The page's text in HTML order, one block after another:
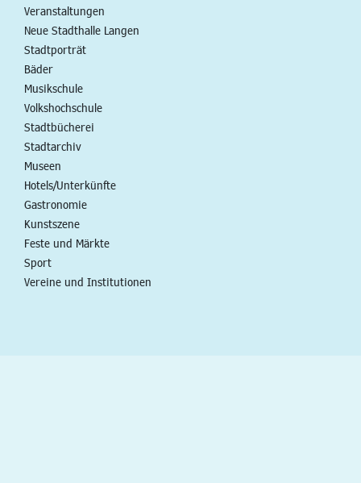
Veranstaltungen
Neue Stadthalle Langen
Stadtporträt
Bäder
Musikschule
Volkshochschule
Stadtbücherei
Stadtarchiv
Museen
Hotels/Unterkünfte
Gastronomie
Kunstszene
Feste und Märkte
Sport
Vereine und Institutionen